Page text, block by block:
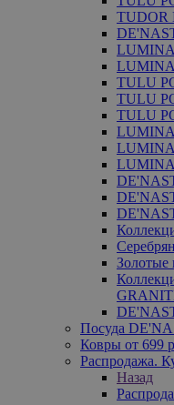
TUDOR
TULU
TULU
TULU
Золотые
Посуда
Ковры от 699
Распродажа.
Назад